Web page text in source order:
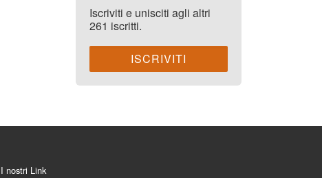
Iscriviti e unisciti agli altri
261 iscritti.
I nostri Link